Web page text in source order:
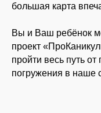
большая карта
Вы и Ваш ребёнок
проект
пройти весь путь
погружения в наше